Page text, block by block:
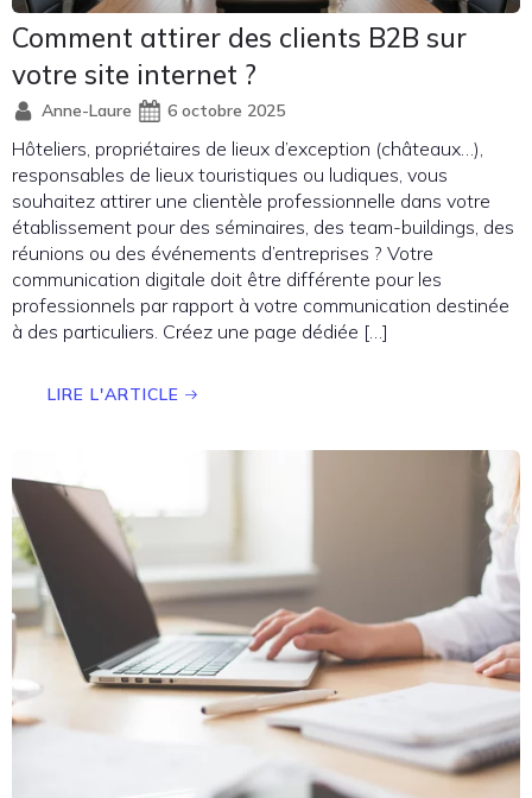
Comment attirer des clients B2B sur
votre site internet ?
Anne-Laure 6 octobre 2025
Hôteliers, propriétaires de lieux d’exception (châteaux…),
responsables de lieux touristiques ou ludiques, vous
souhaitez attirer une clientèle professionnelle dans votre
établissement pour des séminaires, des team-buildings, des
réunions ou des événements d’entreprises ? Votre
communication digitale doit être différente pour les
professionnels par rapport à votre communication destinée
à des particuliers. Créez une page dédiée […]
LIRE L'ARTICLE